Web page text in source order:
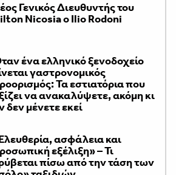
Γενικός Διευθυντής του
Nicosia ο Ilio Rodoni
ένα ελληνικό ξενοδοχείο
γαστρονομικός
Τα εστιατόρια που
να ανακαλύψετε, ακόμη κι
δεν μένετε εκεί
ασφάλεια και
εξέλιξη» – Τι
πίσω από την τάση των